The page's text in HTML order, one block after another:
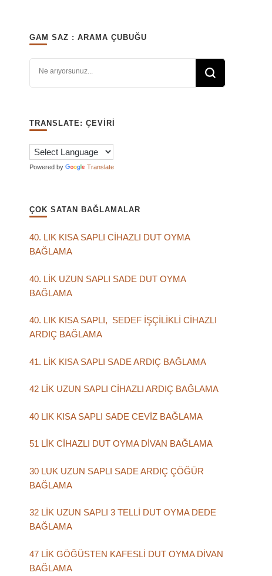
GAM SAZ : ARAMA ÇUBUĞU
TRANSLATE: ÇEVIRI
Powered by Translate
ÇOK SATAN BAĞLAMALAR
40. LIK KISA SAPLI CİHAZLI DUT OYMA
BAĞLAMA
40. LİK UZUN SAPLI SADE DUT OYMA
BAĞLAMA
40. LIK KISA SAPLI, SEDEF İŞÇİLİKLİ CİHAZLI
ARDIÇ BAĞLAMA
41. LİK KISA SAPLI SADE ARDIÇ BAĞLAMA
42 LİK UZUN SAPLI CİHAZLI ARDIÇ BAĞLAMA
40 LIK KISA SAPLI SADE CEVİZ BAĞLAMA
51 LİK CİHAZLI DUT OYMA DİVAN BAĞLAMA
30 LUK UZUN SAPLI SADE ARDIÇ ÇÖĞÜR
BAĞLAMA
32 LİK UZUN SAPLI 3 TELLİ DUT OYMA DEDE
BAĞLAMA
47 LİK GÖĞÜSTEN KAFESLİ DUT OYMA DİVAN
BAĞLAMA